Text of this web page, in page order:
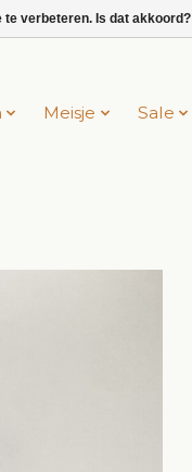
Meisje Sale
te verbeteren. Is dat akkoord?